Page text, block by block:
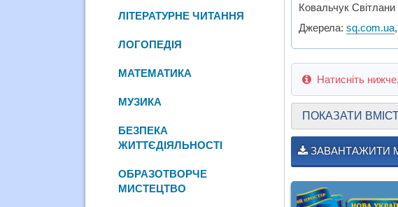
Ковальчук
Джерела: sq.com.ua,
Натисніть
ПОКАЗАТИ
ЗАВАНТАЖИТИ
ЛІТЕРАТУРНЕ ЧИТАННЯ
ЛОГОПЕДІЯ
МАТЕМАТИКА
МУЗИКА
БЕЗПЕКА
ЖИТТЄДІЯЛЬНОСТІ
ОБРАЗОТВОРЧЕ
МИСТЕЦТВО